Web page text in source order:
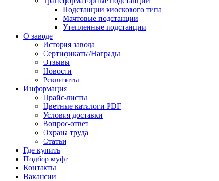
Подстанции киоскового типа
Мачтовые подстанции
Утепленные подстанции
О заводе
История завода
Сертификаты/Награды
Отзывы
Новости
Реквизиты
Информация
Прайс-листы
Цветные каталоги PDF
Условия доставки
Вопрос-ответ
Охрана труда
Статьи
Где купить
Подбор муфт
Контакты
Вакансии